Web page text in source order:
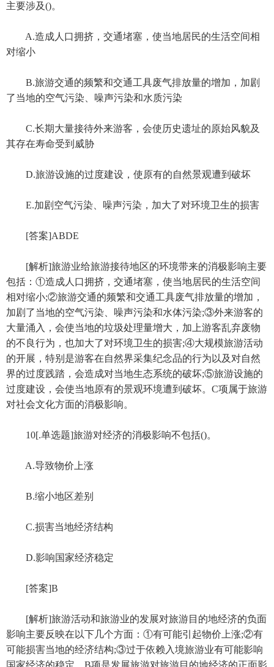
主要涉及()。
A.造成人口拥挤，交通堵塞，使当地居民的生活空间相
对缩小
B.旅游交通的频繁和交通工具废气排放量的增加，加剧
了当地的空气污染、噪声污染和水质污染
C.长期大量接待外来游客，会使历史遗址的原始风貌及
其存在寿命受到威胁
D.旅游设施的过度建设，使原有的自然景观遭到破坏
E.加剧空气污染、噪声污染，加大了对环境卫生的损害
[答案]ABDE
[解析]旅游业给旅游接待地区的环境带来的消极影响主要
包括：①造成人口拥挤，交通堵塞，使当地居民的生活空间
相对缩小;②旅游交通的频繁和交通工具废气排放量的增加，
加剧了当地的空气污染、噪声污染和水体污染;③外来游客的
大量涌入，会使当地的垃圾处理量增大，加上游客乱弃废物
的不良行为，也加大了对环境卫生的损害;④大规模旅游活动
的开展，特别是游客在自然界采集纪念品的行为以及对自然
界的过度践踏，会造成对当地生态系统的破坏;⑤旅游设施的
过度建设，会使当地原有的景观环境遭到破坏。C项属于旅游
对社会文化方面的消极影响。
10[.单选题]旅游对经济的消极影响不包括()。
A.导致物价上涨
B.缩小地区差别
C.损害当地经济结构
D.影响国家经济稳定
[答案]B
[解析]旅游活动和旅游业的发展对旅游目的地经济的负面
影响主要反映在以下几个方面：①有可能引起物价上涨;②有
可能损害当地的经济结构;③过于依赖入境旅游业有可能影响
国家经济的稳定。B项是发展旅游对旅游目的地经济的正面影